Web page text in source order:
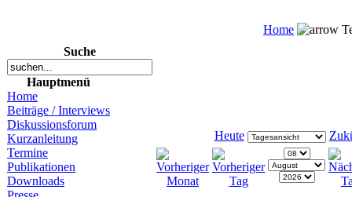
Home
Suche
Hauptmenü
Home
Beiträge / Interviews
Diskussionsforum
Kurzanleitung
Termine
Publikationen
Downloads
Heute